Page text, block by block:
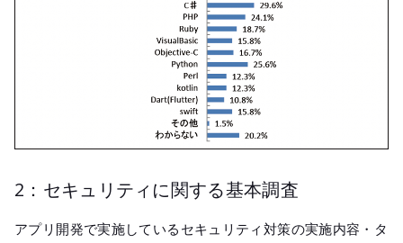
2：セキュリティに関する基本調査
アプリ開発で実施しているセキュリティ対策の実施内容・タ